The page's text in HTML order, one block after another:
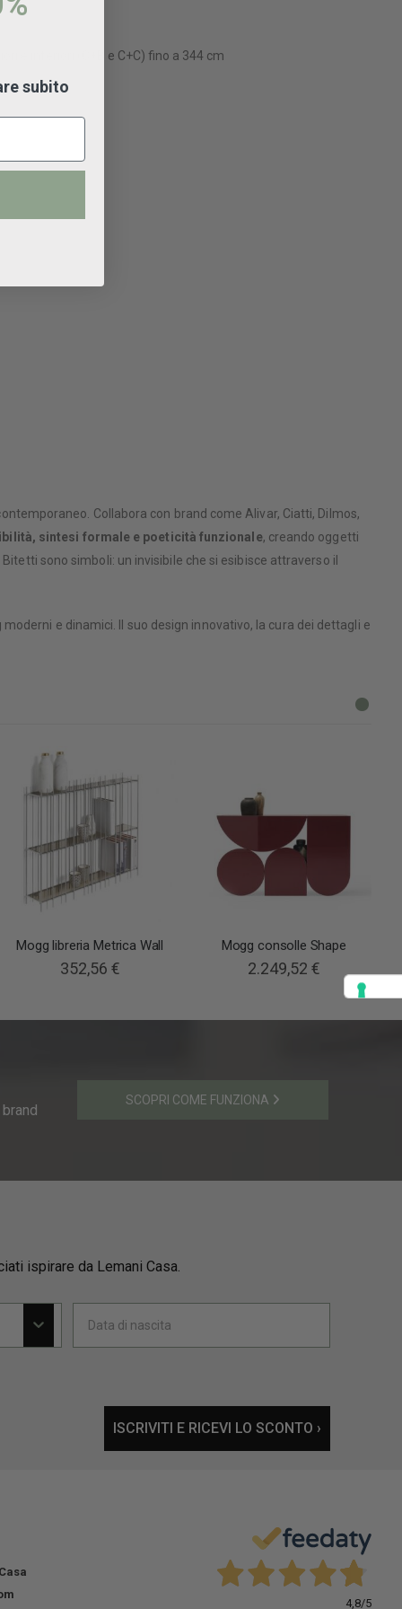
e inferiori (C+B e C+C) fino a 344 cm
Collabora con brand come Alivar, Ciatti, Dilmos,
sintesi formale e poeticità funzionale, creando oggetti
sono simboli: un invisibile che si esibisce attraverso il
e dinamici. Il suo design innovativo, la cura dei dettagli e
Mogg libreria Metrica Wall
352,56 €
Mogg consolle Shape
2.249,52 €
SCOPRI COME FUNZIONA
ispirare da Lemani Casa.
ISCRIVITI E RICEVI LO SCONTO ›
4,8/5
subito